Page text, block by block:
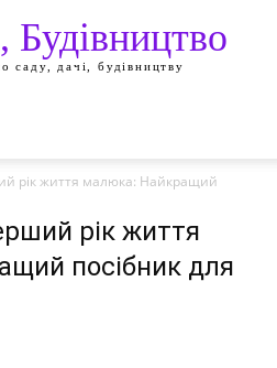
саду, дачі, будівництву
рік життя малюка: Найкращий
рік життя
посібник для